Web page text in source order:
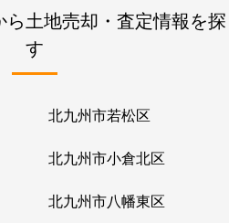
土地売却・査定情報を探
す
北九州市若松区
北九州市小倉北区
北九州市八幡東区